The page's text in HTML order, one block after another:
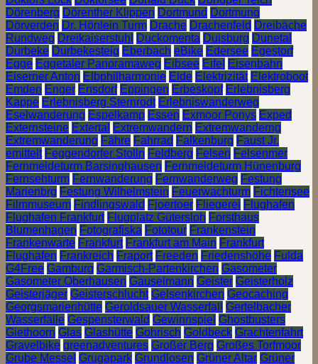
Dörenberg Dörenther Klippen Dortmund Dortmung
Dörverden Dr. Hönlein Turm Drache Drachenfeld Dreibäche
Rundweg Dreikaiserstuhl Duckomenta Duisburg Dunetal
Durbeke Durbekesteig Eberbach eBike Edersee Egestorf
Egge Eggetaler Panoramaweg Eibsee Eifel Eisenbahn
Eiserner Anton Elbphilharmonie Elde Elektrizität Elektroboot
Emden Enger Ensdorf Eppingen Erbeskopf Erlebnisberg
Kappe Erlebnisberg Sternrodt Erlebniswanderweg
Eselwanderung Espelkamp Essen Exmoor Ponys Exped
Externsteine Extertal Extremwandern Extremwanderng
Extremwanderung Fähre Fahrrad Falkenburg Faust Jr.
emittelt Feggendorfer Stolln Feldberg Felsen Felsenmer
Fernmeldeturm Barsinghausen Fernmeldeturm Hünenburg
Fernsehturm Fernwanderung Fernwanderweg Festung
Marienbrg Festung Wilhelmstein Feuerwachturm Fichtensee
Filmmuseum Findlingswald Fjoertoer Fliegerei Flughafen
Flughafen Frankfurt Flugplatz Gütersloh Forsthaus
Blumenhagen Fotografiska Fototour Frankenstein
Frankenwarte Frankfurt Frankfurt am Main Frankfurt
Flughafen Frankreich Fraport Freeden Friedenshöhe Fulda
G4Free Gamburg Garmisch-Partenkirchen Gasometer
Gasometer Oberhausen Gauselmann Geister Geisterholz
Geisterjäger Geisterschlucht Gelsenkirchen Geocaching
Georgsmarienhütte Geroldsauer Wasserfall
Gertelbacher
Wasserfälle Gespensterwald Gewinnspiel Ghostbusters
Giethoorn Glas Glashütte Gohrisch Goldbeck Grachtenfahrt
Gravelbike greenadventures Großer Berg Großes Torfmoor
Grube Messel Grugapark Grundlosen Grüner Altar Grüner